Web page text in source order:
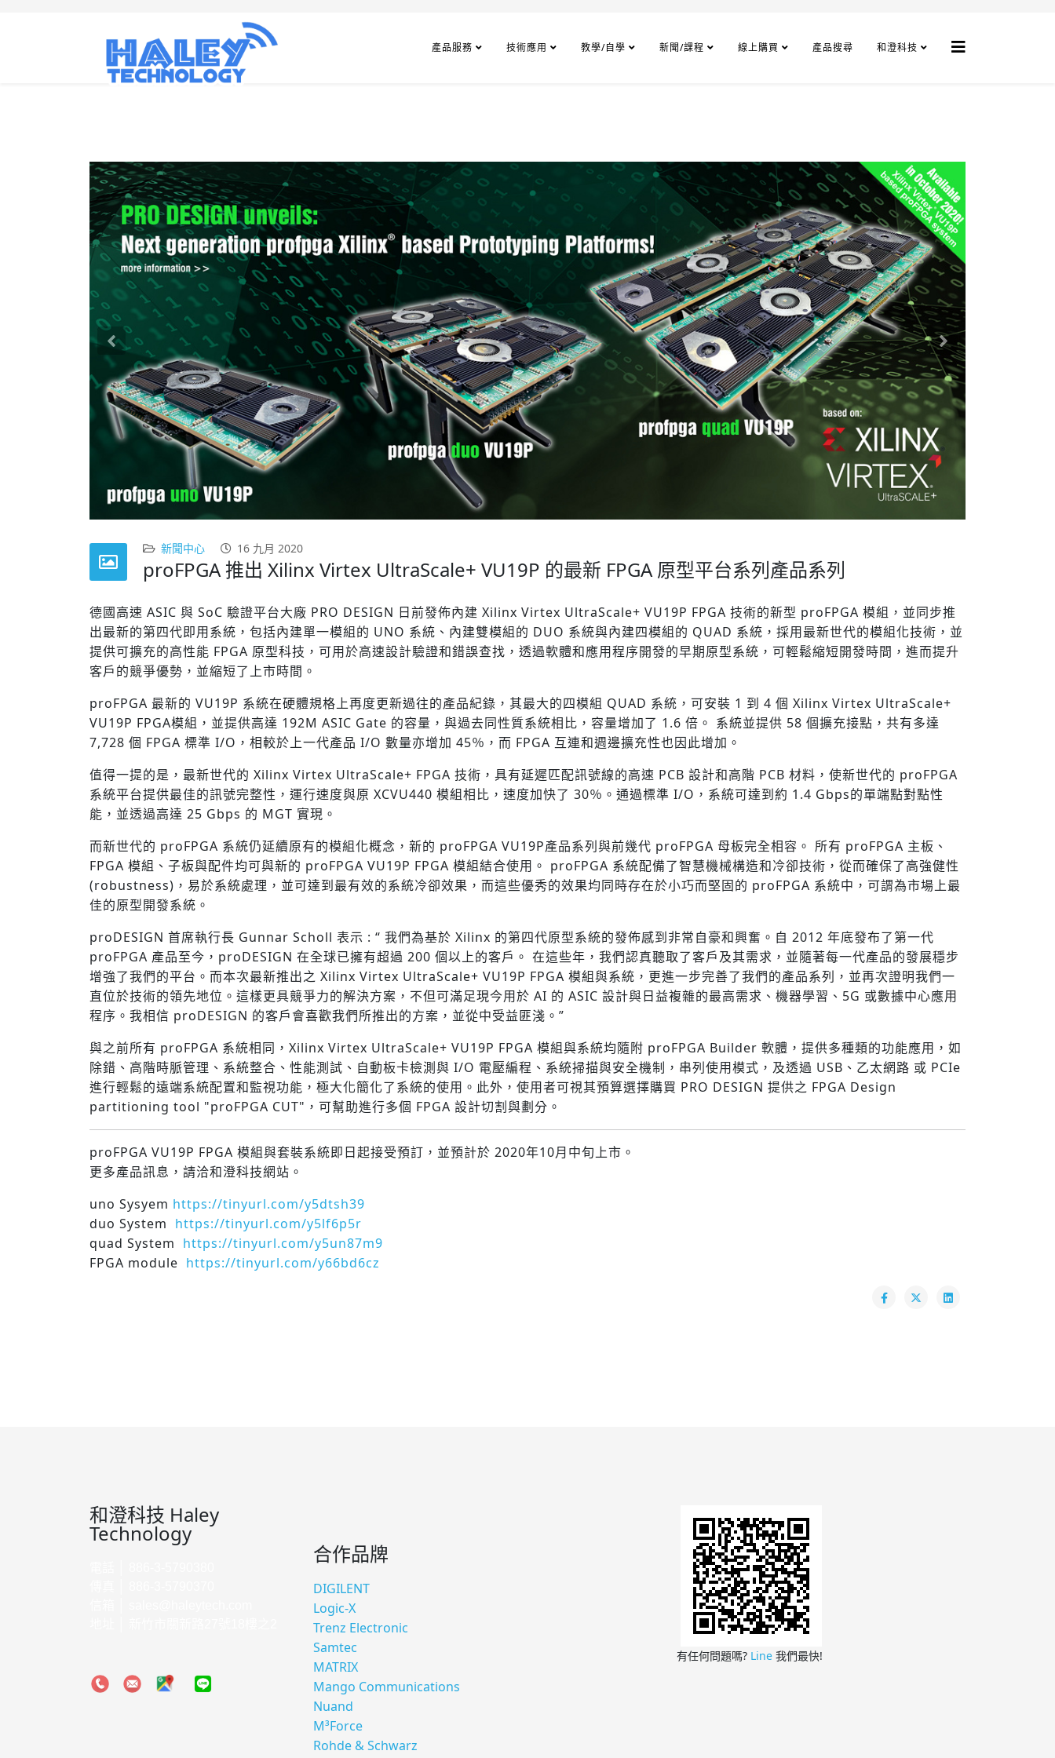
產品服務 技術應用 教學/自學 新聞/課程 線上購買 產品搜尋 和澄科技
Previous Next
新聞中心 16 九月 2020
proFPGA 推出 Xilinx Virtex UltraScale+ VU19P 的最新 FPGA 原型平台系列產品系列
德國高速 ASIC 與 SoC 驗證平台大廠 PRO DESIGN 日前發佈內建 Xilinx Virtex UltraScale+ VU19P FPGA 技術的新型 proFPGA 模組，並同步推
出最新的第四代即用系統，包括內建單一模組的 UNO 系統、內建雙模組的 DUO 系統與內建四模組的 QUAD 系統，採用最新世代的模組化技術，並
提供可擴充的高性能 FPGA 原型科技， 可用於高速設計驗證和錯誤查找，透過軟體和應用程序開發的早期原型系統，可輕鬆縮短開發時間，進而提升
客戶的競爭優勢，並縮短了上市時間。
proFPGA 最新的 VU19P 系統在硬體規格上再度更新過往的產品紀錄，其最大的四模組 QUAD 系統， 可安裝 1 到 4 個 Xilinx Virtex UltraScale+
VU19P FPGA模組，並提供高達 192M ASIC Gate 的容量，與過去同性質系統相比，容量增加了 1.6 倍。 系統並提供 58 個擴充接點，共有多達
7,728 個 FPGA 標準 I/O，相較於上一代產品 I/O 數量亦增加 45％，而 FPGA 互連和週邊擴充性也因此增加。
值得一提的是，最新世代的 Xilinx Virtex UltraScale+ FPGA 技術，具有延遲匹配訊號線的高速 PCB 設計和高階 PCB 材料，使新世代的 proFPGA
系統平台提供最佳的訊號完整性，運行速度與原 XCVU440 模組相比，速度加快了 30％。 通過標準 I/O，系統可達到約 1.4 Gbps的單端點對點性
能，並透過高達 25 Gbps 的 MGT 實現。
而新世代的 proFPGA 系統仍延續原有的模組化概念，新的 proFPGA VU19P產品系列與前幾代 proFPGA 母板完全相容。 所有 proFPGA 主板、
FPGA 模組、子板與配件均可與新的 proFPGA VU19P FPGA 模組結合使用。 proFPGA 系統配備了智慧機械構造和冷卻技術，從而確保了高強健性
(robustness)， 易於系統處理，並可達到最有效的系統冷卻效果，而這些優秀的效果均同時存在於小巧而堅固的 proFPGA 系統中，可謂為市場上最
佳的原型開發系統。
proDESIGN 首席執行長 Gunnar Scholl 表示 : “ 我們為基於 Xilinx 的第四代原型系統的發佈感到非常自豪和興奮。自 2012 年底發布了第一代
proFPGA 產品至今，proDESIGN 在全球已擁有超過 200 個以上的客戶。 在這些年，我們認真聽取了客戶及其需求，並隨著每一代產品的發展穩步
增強了我們的平台。而本次最新推出之 Xilinx Virtex UltraScale+ VU19P FPGA 模組與系統，更進一步完善了我們的產品系列，並再次證明我們一
直位於技術的領先地位。這樣更具競爭力的解決方案，不但可滿足現今用於 AI 的 ASIC 設計與日益複雜的最高需求、機器學習、5G 或數據中心應用
程序。我相信 proDESIGN 的客戶會喜歡我們所推出的方案，並從中受益匪淺。”
與之前所有 proFPGA 系統相同， Xilinx Virtex UltraScale+ VU19P FPGA 模組與系統均隨附 proFPGA Builder 軟體，提供多種類的功能應用，如
除錯、高階時脈管理、系統整合、性能測試、自動板卡檢測與 I/O 電壓編程、系統掃描與安全機制，串列使用模式，及透過 USB、乙太網路 或 PCIe
進行輕鬆的遠端系統配置和監視功能，極大化簡化了系統的使用。 此外， 使用者可視其預算選擇購買 PRO DESIGN 提供之 FPGA Design
partitioning tool "proFPGA CUT" ，可幫助進行多個 FPGA 設計切割與劃分。
proFPGA VU19P FPGA 模組與套裝系統即日起接受預訂，並預計於 2020年10月中旬上市。
更多產品訊息，請洽和澄科技網站。
uno Sysyem https://tinyurl.com/y5dtsh39
duo System https://tinyurl.com/y5lf6p5r
quad System https://tinyurl.com/y5un87m9
FPGA module https://tinyurl.com/y66bd6cz
和澄科技 Haley
Technology
合作品牌
DIGILENT
Logic-X
Trenz Electronic
Samtec
MATRIX
Mango Communications
Nuand
M³Force
Rohde & Schwarz
有任何問題嗎? Line 我們最快!